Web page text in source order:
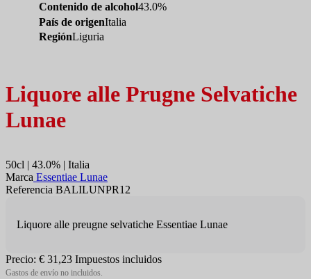
Contenido de alcohol43.0%
País de origenItalia
RegiónLiguria
Liquore alle Prugne Selvatiche
Lunae
50cl | 43.0% | Italia
Marca Essentiae Lunae
Referencia BALILUNPR12
Liquore alle preugne selvatiche Essentiae Lunae
Precio: € 31,23 Impuestos incluidos
Gastos de envío no incluidos.